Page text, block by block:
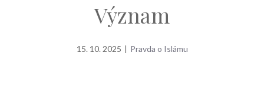
Význam
15. 10. 2025 | Pravda o Islámu